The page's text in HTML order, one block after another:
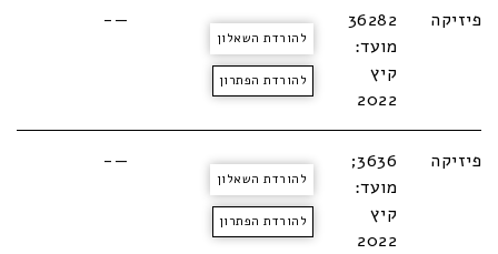
פיזיקה
36282
מועד:
קיץ
2022
להורדת השאלון
להורדת הפתרון
—-
פיזיקה
3636;
מועד:
קיץ
2022
להורדת השאלון
להורדת הפתרון
—-